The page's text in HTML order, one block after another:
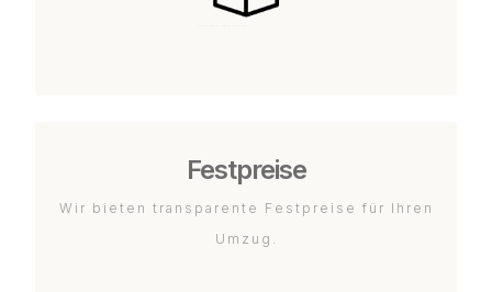
Festpreise
Wir bieten transparente Festpreise für Ihren
Umzug.